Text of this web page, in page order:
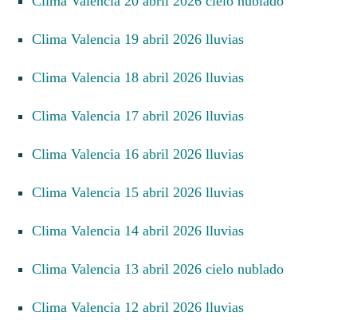
Clima Valencia 19 abril 2026 lluvias
Clima Valencia 18 abril 2026 lluvias
Clima Valencia 17 abril 2026 lluvias
Clima Valencia 16 abril 2026 lluvias
Clima Valencia 15 abril 2026 lluvias
Clima Valencia 14 abril 2026 lluvias
Clima Valencia 13 abril 2026 cielo nublado
Clima Valencia 12 abril 2026 lluvias